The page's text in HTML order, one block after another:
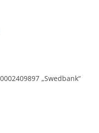
„Swedbank“